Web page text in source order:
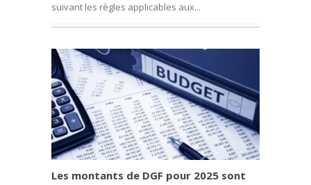
suivant les règles applicables aux...
Les montants de DGF pour 2025 sont